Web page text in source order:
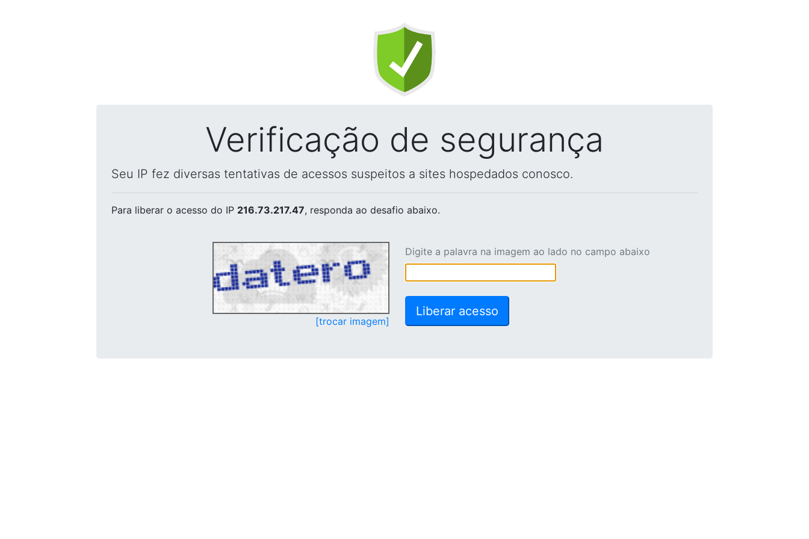
Verificação de segurança
Seu IP fez diversas tentativas de acessos suspeitos a sites hospedados conosco.
Para liberar o acesso do IP 216.73.217.47, responda ao desafio abaixo.
[trocar imagem]
Digite a palavra na imagem ao lado no campo abaixo